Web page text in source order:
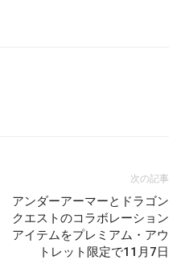
次の記事
アンダーアーマーとドラゴン
クエストのコラボレーション
アイテムをプレミアム・アウ
トレット限定で11月7日